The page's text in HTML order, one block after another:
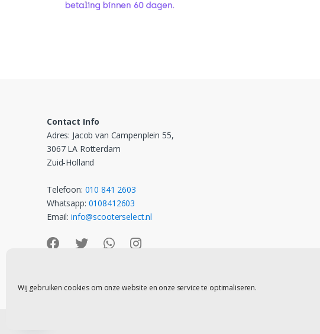
Wij gebruiken cookies om onze website en onze service te optimaliseren.
Contact Info
Adres: Jacob van Campenplein 55,
3067 LA Rotterdam
Zuid-Holland
Telefoon: 010 841 2603
Whatsapp: 0108412603
Email:info@scooterselect.nl